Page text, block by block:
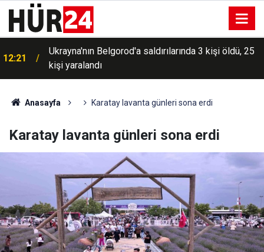
12:21
Ukrayna'nın Belgorod'a saldırılarında 3 kişi öldü, 25
kişi yaralandı
Anasayfa Karatay lavanta günleri sona erdi
Karatay lavanta günleri sona erdi